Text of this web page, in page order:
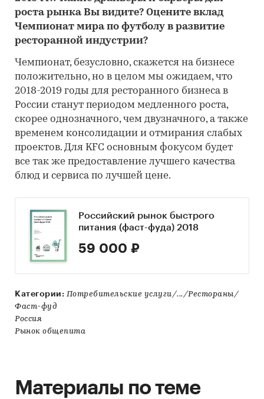
роста рынка Вы видите? Оцените вклад
Чемпионат мира по футболу в развитие
ресторанной индустрии?
Чемпионат, безусловно, скажется на бизнесе
положительно, но в целом мы ожидаем, что
2018-2019 годы для ресторанного бизнеса в
России станут периодом медленного роста,
скорее однозначного, чем двузначного, а также
временем консолидации и отмирания слабых
проектов. Для KFC основным фокусом будет
все так же предоставление лучшего качества
блюд и сервиса по лучшей цене.
Российский рынок быстрого
питания (фаст-фуда) 2018
59 000 ₽
Категории: Потребительские услуги/.../Рестораны/
Фаст-фуд
Россия
Рынок общепита
Материалы по теме